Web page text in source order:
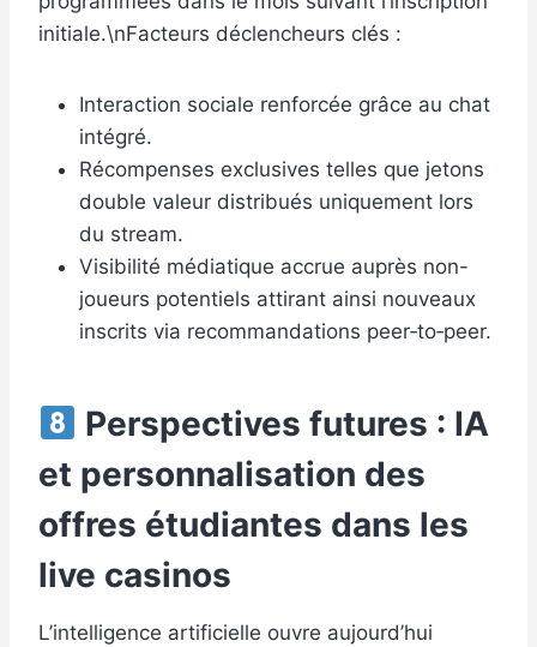
initiale.\nFacteurs déclencheurs clés :
Interaction sociale renforcée grâce au chat
intégré.
Récompenses exclusives telles que jetons
double valeur distribués uniquement lors
du stream.
Visibilité médiatique accrue auprès non-
joueurs potentiels attirant ainsi nouveaux
inscrits via recommandations peer‑to‑peer.
Perspectives futures : IA
et personnalisation des
offres étudiantes dans les
live casinos
L’intelligence artificielle ouvre aujourd’hui